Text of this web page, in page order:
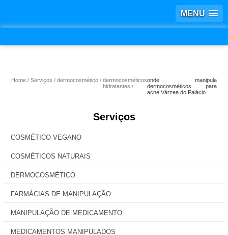
MENU
Home Serviços dermocosmético
dermocosméticos
hidratantes
onde manipula
dermocosméticos para
acne Várzea do Palácio
Serviços
COSMÉTICO VEGANO
COSMÉTICOS NATURAIS
DERMOCOSMÉTICO
FARMÁCIAS DE MANIPULAÇÃO
MANIPULAÇÃO DE MEDICAMENTO
MEDICAMENTOS MANIPULADOS